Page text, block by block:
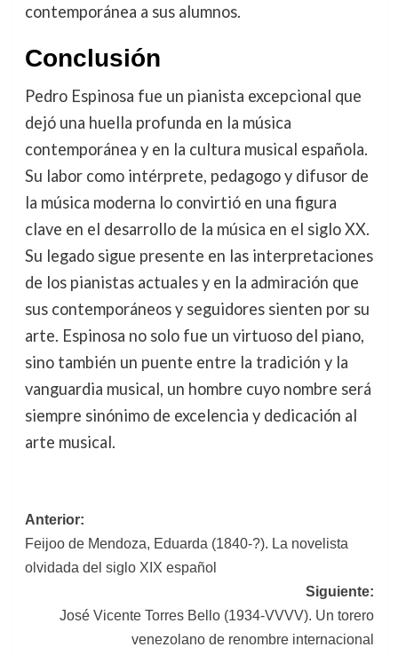
contemporánea a sus alumnos.
Conclusión
Pedro Espinosa fue un pianista excepcional que
dejó una huella profunda en la música
contemporánea y en la cultura musical española.
Su labor como intérprete, pedagogo y difusor de
la música moderna lo convirtió en una figura
clave en el desarrollo de la música en el siglo XX.
Su legado sigue presente en las interpretaciones
de los pianistas actuales y en la admiración que
sus contemporáneos y seguidores sienten por su
arte. Espinosa no solo fue un virtuoso del piano,
sino también un puente entre la tradición y la
vanguardia musical, un hombre cuyo nombre será
siempre sinónimo de excelencia y dedicación al
arte musical.
Navegación
de
entradas
Anterior:
Feijoo de Mendoza, Eduarda (1840-?). La novelista
olvidada del siglo XIX español
Siguiente:
José Vicente Torres Bello (1934-VVVV). Un torero
venezolano de renombre internacional